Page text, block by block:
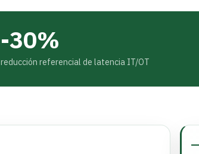
-30%
reducción referencial de latencia IT/OT